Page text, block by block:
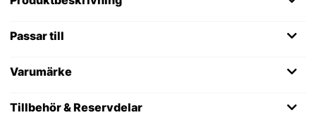
Passar till
Varumärke
Tillbehör & Reservdelar